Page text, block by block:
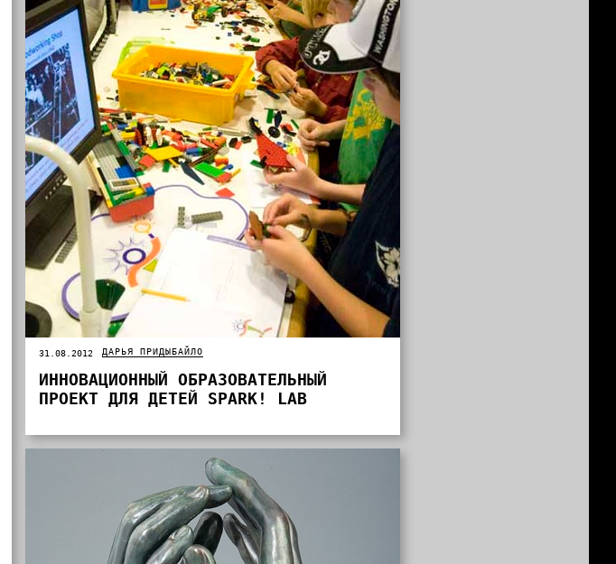
31.08.2012 ДАРЬЯ ПРИДЫБАЙЛО
ИННОВАЦИОННЫЙ ОБРАЗОВАТЕЛЬНЫЙ
ПРОЕКТ ДЛЯ ДЕТЕЙ SPARK! LAB